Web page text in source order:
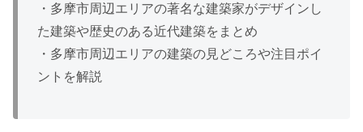
・多摩市周辺エリアの著名な建築家がデザインし
た建築や歴史のある近代建築をまとめ
・多摩市周辺エリアの建築の見どころや注目ポイ
ントを解説